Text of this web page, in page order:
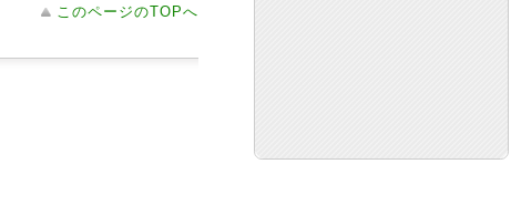
このページのTOPへ